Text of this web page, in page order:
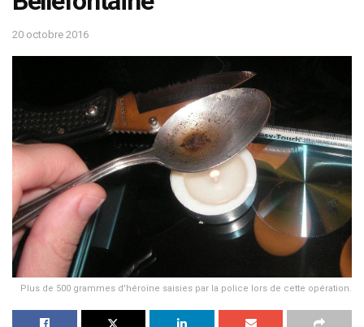
20 octobre 2016
Plus de 500 grammes d'héroïne saisies par la police lors de cette opération.